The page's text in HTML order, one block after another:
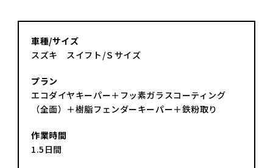
車種/サイズ
スズキ スイフト/Ｓサイズ
プラン
エコダイヤキーパー＋フッ素ガラスコーティング
（全面）＋樹脂フェンダーキーパー＋鉄粉取り
作業時間
1.5日間